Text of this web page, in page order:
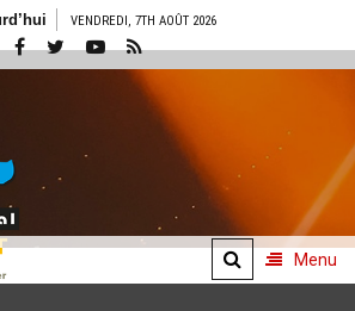
VENDREDI, 7TH AOÛT 2026
Menu